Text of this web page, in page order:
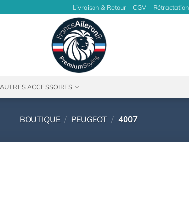
Livraison & Retour CGV Rétractation
AUTRES ACCESSOIRES
BOUTIQUE / PEUGEOT / 4007